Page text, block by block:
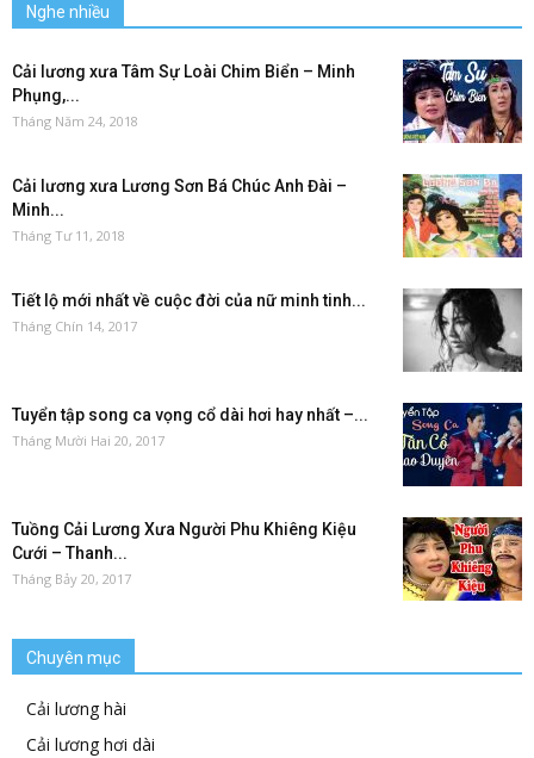
Nghe nhiều
Cải lương xưa Tâm Sự Loài Chim Biển – Minh
Phụng,...
Tháng Năm 24, 2018
Cải lương xưa Lương Sơn Bá Chúc Anh Đài –
Minh...
Tháng Tư 11, 2018
Tiết lộ mới nhất về cuộc đời của nữ minh tinh...
Tháng Chín 14, 2017
Tuyển tập song ca vọng cổ dài hơi hay nhất –...
Tháng Mười Hai 20, 2017
Tuồng Cải Lương Xưa Người Phu Khiêng Kiệu
Cưới – Thanh...
Tháng Bảy 20, 2017
Chuyên mục
Cải lương hài
Cải lương hơi dài